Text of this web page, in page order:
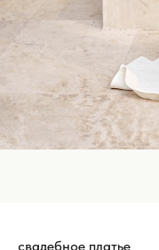
свадебное платье